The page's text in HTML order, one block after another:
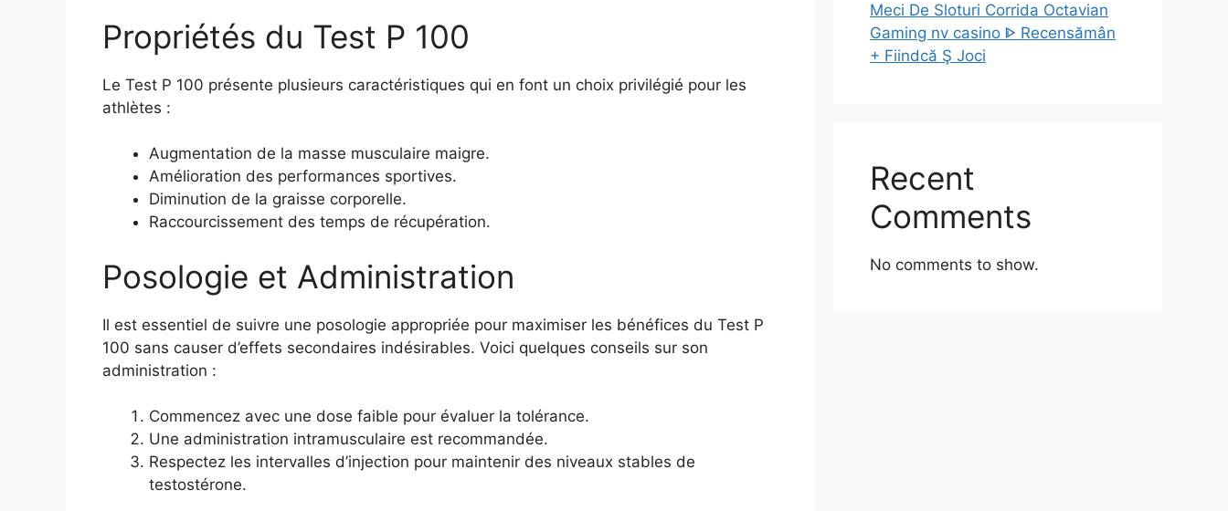
Propriétés du Test P 100
Le Test P 100 présente plusieurs caractéristiques qui en font un choix privilégié pour les
athlètes :
Augmentation de la masse musculaire maigre.
Amélioration des performances sportives.
Diminution de la graisse corporelle.
Raccourcissement des temps de récupération.
Posologie et Administration
Il est essentiel de suivre une posologie appropriée pour maximiser les bénéfices du Test P
100 sans causer d’effets secondaires indésirables. Voici quelques conseils sur son
administration :
Commencez avec une dose faible pour évaluer la tolérance.
Une administration intramusculaire est recommandée.
Respectez les intervalles d’injection pour maintenir des niveaux stables de
testostérone.
Meci De Sloturi Corrida Octavian
Gaming nv casino ᐈ Recensămân
+ Fiindcă Ş Joci
Recent
Comments
No comments to show.